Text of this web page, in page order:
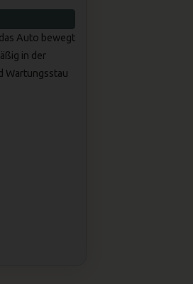
Auto bewegt
in der
Wartungsstau